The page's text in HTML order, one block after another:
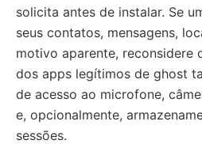
solicita antes de instalar. Se
seus contatos, mensagens,
motivo aparente, reconsidere
dos apps legítimos de ghost
de acesso ao microfone,
e, opcionalmente,
sessões.